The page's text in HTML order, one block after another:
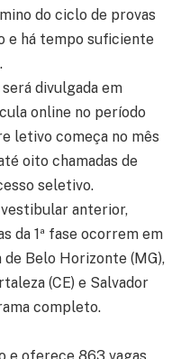
do ciclo de provas
e há tempo suficiente
divulgada em
online no período
letivo começa no mês
oito chamadas de
seletivo.
anterior,
da 1ª fase ocorrem em
de Belo Horizonte (MG),
(CE) e Salvador
completo.